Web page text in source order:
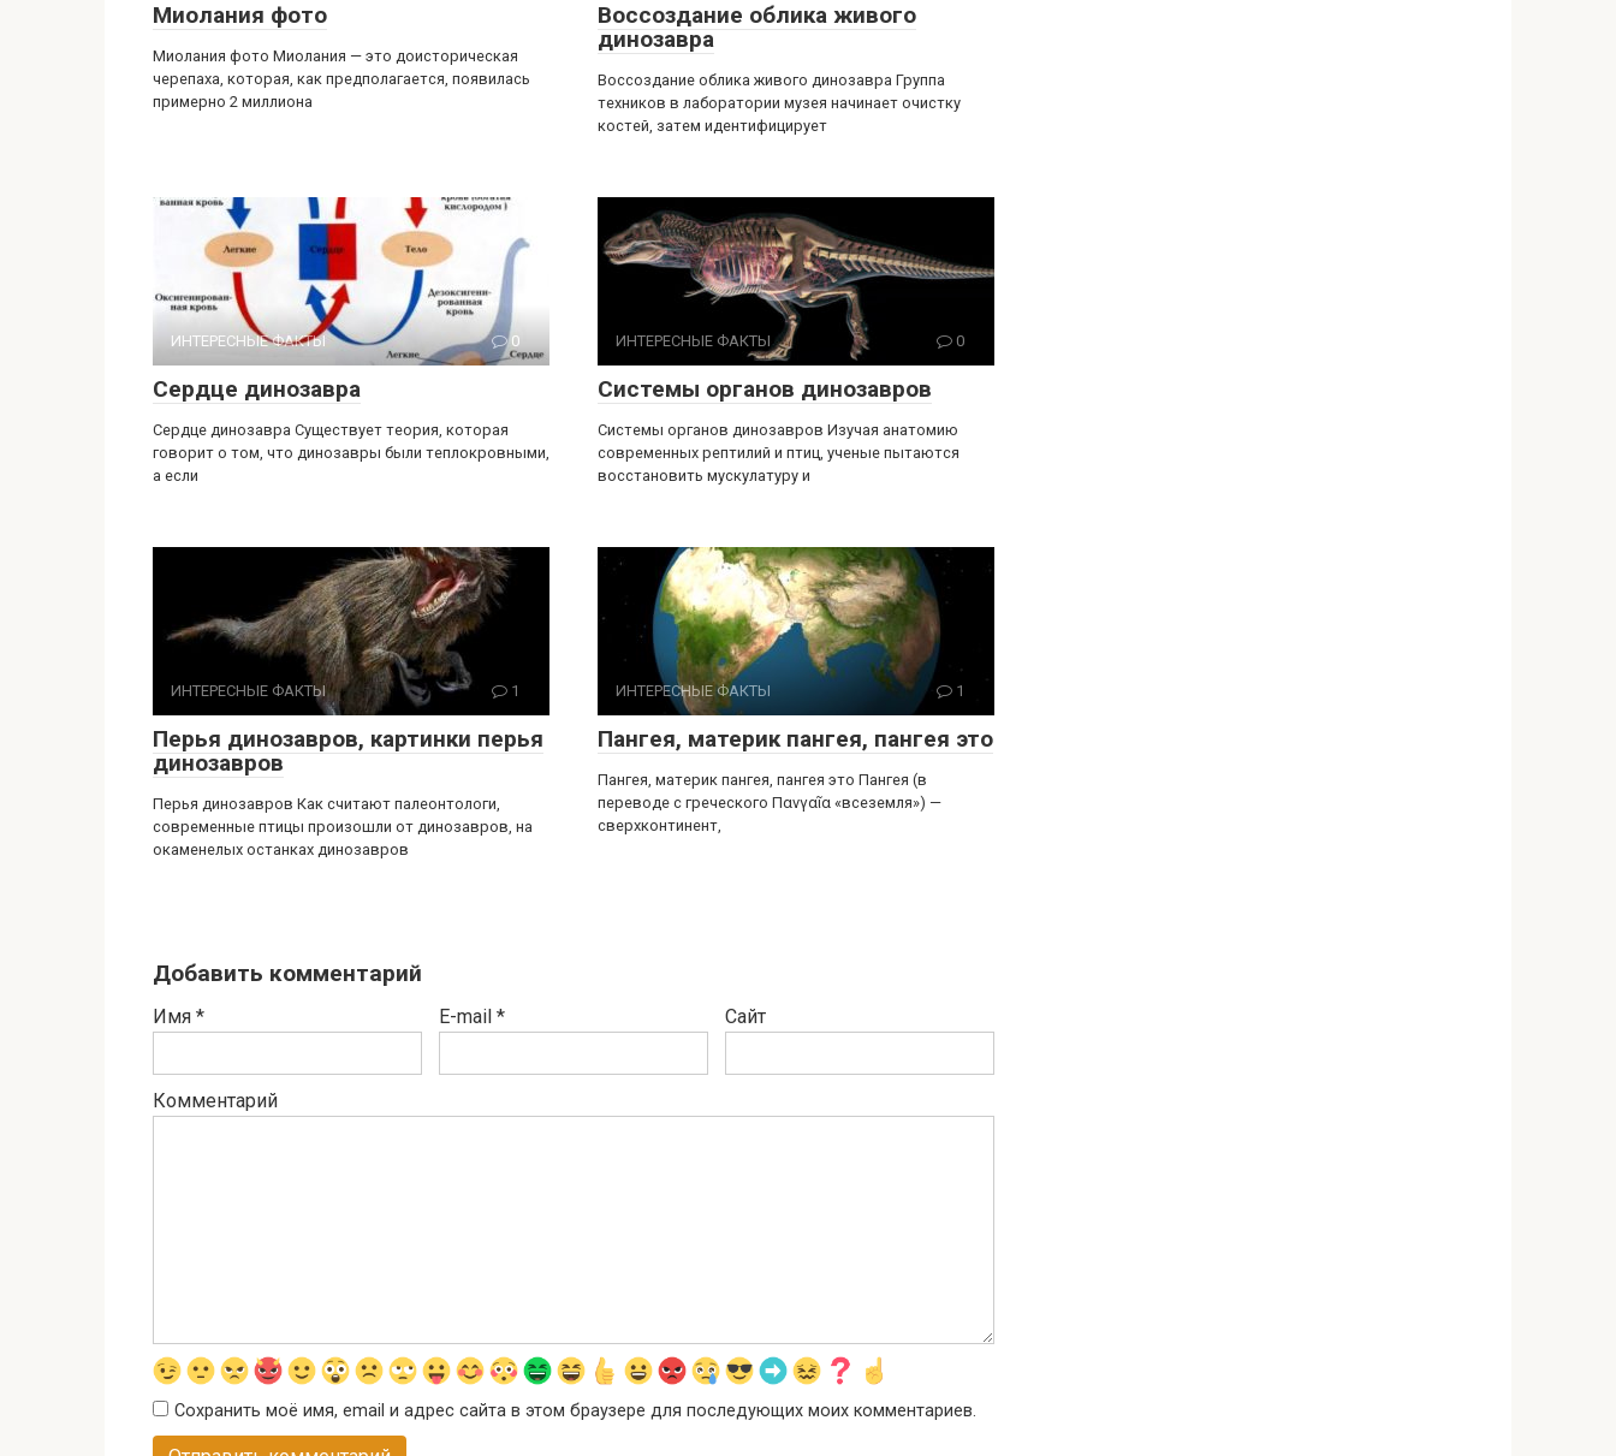
Миолания фото
Миолания фото Миолания — это доисторическая
черепаха, которая, как предполагается, появилась
примерно 2 миллиона
Воссоздание облика живого
динозавра
Воссоздание облика живого динозавра Группа
техников в лаборатории музея начинает очистку
костей, затем идентифицирует
ИНТЕРЕСНЫЕ ФАКТЫ 0
Сердце динозавра
Сердце динозавра Существует теория, которая
говорит о том, что динозавры были теплокровными,
а если
ИНТЕРЕСНЫЕ ФАКТЫ 0
Системы органов динозавров
Системы органов динозавров Изучая анатомию
современных рептилий и птиц, ученые пытаются
восстановить мускулатуру и
ИНТЕРЕСНЫЕ ФАКТЫ 1
Перья динозавров, картинки перья
динозавров
Перья динозавров Как считают палеонтологи,
современные птицы произошли от динозавров, на
окаменелых останках динозавров
ИНТЕРЕСНЫЕ ФАКТЫ 1
Пангея, материк пангея, пангея это
Пангея, материк пангея, пангея это Пангея (в
переводе с греческого Πανγαῖα «всеземля») —
сверхконтинент,
Добавить комментарий
Имя * E-mail * Сайт
Комментарий
Сохранить моё имя, email и адрес сайта в этом браузере для последующих моих комментариев.